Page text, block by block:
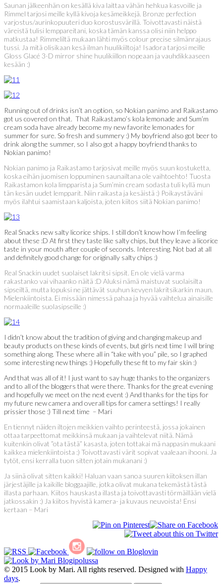
Saunan jälkeenhän on kesällä kiva laittaa vähän hehkua kasvoille ja
Rimmel tarjosi meille kyllä kivoja kesämeikkejä. Bronze perfection
varjostus/aurinkopuuteri duo korostusvärillä. Toivottavasti näistä
väreistä tulisi lemppareitani, koska tämän kanssa olisi niin helppo
matkustaa! Rimmeliltä mukaan lähti myös colour precise silmänrajaus
tussi. Ja mitä olisikaan kesä ilman huulikiiltoja! Isadora tarjosi meille
Gloss Glacé 3-D mirror shine huulikiillon nopeaan ja vauhdikkaaseen
kesään :)
Running out of drinks isn’t an option, so Nokian panimo and Raikastamo
got us covered on that. That Raikastamo’s kola lemonade and Sum’m
cream soda have already become my new favorite lemonades for
summer for sure. So fresh and summery :) My boyfriend also got beer to
drink along the summer, so I also got a happy boyfriend thanks to
Nokian panimo!
Nokian panimo ja Raikastamo tarjosivat meille myös suun kostuketta,
koska eihän juomisen loppuminen saunailtana ole vaihtoehto! Tuosta
Raikastamon kola limpparista ja Sum’min cream sodasta tuli kyllä mun
tän kesän uudet lempparit. Niin raikasta ja kesäistä :) Poikaystäväni
myös ilahtui saamistaan kaljoista, joten kiitos siitä Nokian panimo!
Real Snacks new salty licorice ships. I still don’t know how I’m feeling
about these :D At first they taste like salty chips, but they leave a licorice
taste in your mouth after couple of seconds. Interesting. Not bad at all
and definitely good change for originally salty chips :)
Real Snackin uudet suolaiset lakritsi sipsit. En ole vielä varma
rakastanko vai vihaanko näitä :D Aluksi nämä maistuvat suolaisilta
sipseiltä, mutta lopuksi ne jättävät suuhun kevyen lakritsikarkin maun.
Mielenkiintoista. Ei missään nimessä pahaa ja hyvää vaihtelua ainaisille
normaaleille suolasipseille :)
I didn’t know about the tradition of giving and changing makeup and
beauty products on these kinds of events, but girls next time I will bring
something along. These where all in “take with you” pile, so I graphed
some interesting new things :) Hopefully these fit to my fair skin :)
And that was all of it! I just want to say huge thanks to the organizers
and to all of the bloggers that were there. Thanks for the great evening
and hopefully we meet on the next event :) And thanks for the tips for
my future new camera and overall tips for camera settings! I really
prissier those :) Till next time – Mari
En tiennyt näiden iltojen meikkien vaihto perinteestä, jossa jokainen
ottaa tarpeettomat meikkinsä mukaan ja vaihtelevat niitä. Nämä
kuitenkin olivat ”ota tästä” kasasta, joten tottakai mä nappasin mukaani
kaikkea mielenkiintoista :) Toivottavasti värit sopivat vaaleaan ihooni. Ja
tytöt, ensi kerralla tuon sitten jotain mukanani :)
Ja siinä olivat sitten kaikki! Haluan vaan sanoa suuren kiitoksen illan
järjestäjille ja kaikille bloggaajille, jotka olivat mukana tekemästä tästä
illasta parhaan. Kiitos hauskasta illasta ja toivottavasti törmäillään vielä
jatkossakin :) Ja kiitos hyvistä kamera- ja kuvaus neuvoista! Ensi
kertaan – Mari
© 2015 Look by Mari. All rights reserved. Designed with Happy
days.